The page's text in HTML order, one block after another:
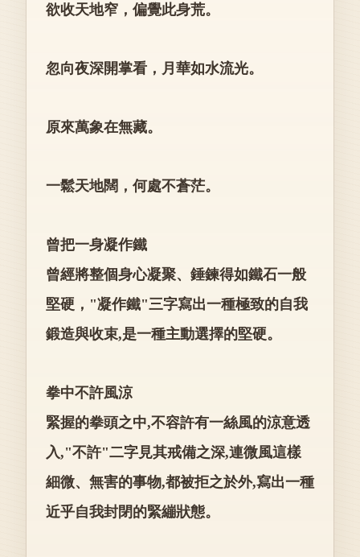
欲收天地窄，偏覺此身荒。
忽向夜深開掌看，月華如水流光。
原來萬象在無藏。
一鬆天地闊，何處不蒼茫。
曾把一身凝作鐵
曾經將整個身心凝聚、錘鍊得如鐵石一般
堅硬，"凝作鐵"三字寫出一種極致的自我
鍛造與收束,是一種主動選擇的堅硬。
拳中不許風涼
緊握的拳頭之中,不容許有一絲風的涼意透
入,"不許"二字見其戒備之深,連微風這樣
細微、無害的事物,都被拒之於外,寫出一種
近乎自我封閉的緊繃狀態。